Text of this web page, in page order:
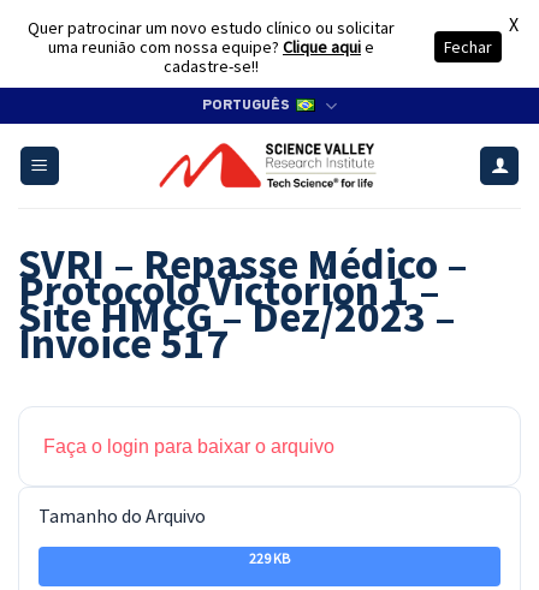
content
PORTUGUÊS
SVRI – Repasse Médico –
Protocolo Victorion 1 –
Site HMCG – Dez/2023 –
Invoice 517
Faça o login para baixar o arquivo
Tamanho do Arquivo
229 KB
Quer patrocinar um novo estudo clínico ou solicitar
uma reunião com nossa equipe? Clique aquie
cadastre-se!!
Fechar
X